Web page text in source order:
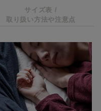
サイズ表 /
取り扱い方法や注意点